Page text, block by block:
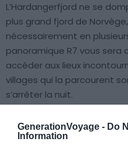
GenerationVoyage - Do
Information
L’Hardangerfjord ne se
plus grand fjord de
nécessairement en
panoramique R7 vous sera
accéder aux lieux
villages qui la parcourent
s’arrêter la nuit.
Commencez par celui de
des cascades les plus